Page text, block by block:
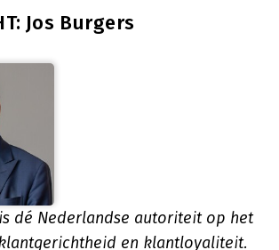
Jos Burgers
dé Nederlandse autoriteit op het
en klantloyaliteit.